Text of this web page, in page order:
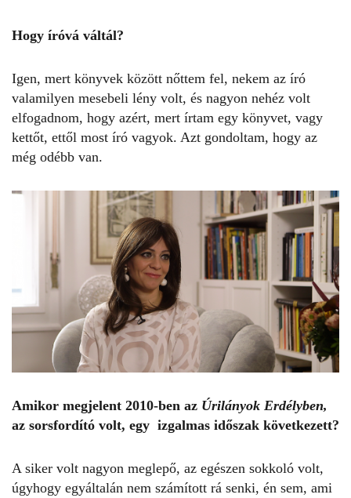
Hogy íróvá váltál?
Igen, mert könyvek között nőttem fel, nekem az író
valamilyen mesebeli lény volt, és nagyon nehéz volt
elfogadnom, hogy azért, mert írtam egy könyvet, vagy
kettőt, ettől most író vagyok. Azt gondoltam, hogy az
még odébb van.
Amikor megjelent 2010-ben az Úrilányok Erdélyben,
az sorsfordító volt, egy izgalmas időszak következett?
A siker volt nagyon meglepő, az egészen sokkoló volt,
úgyhogy egyáltalán nem számított rá senki, én sem, ami